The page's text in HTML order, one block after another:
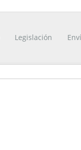
Legislación